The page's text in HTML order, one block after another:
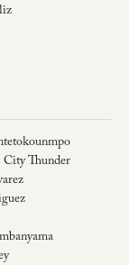
Thunder